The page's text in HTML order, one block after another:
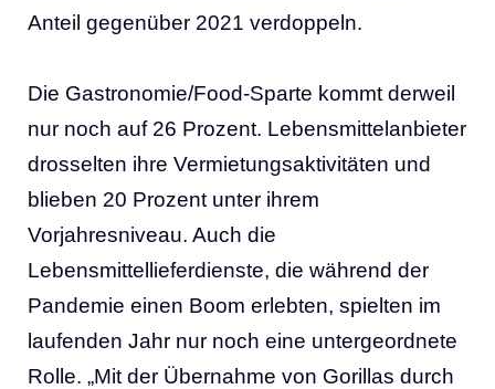
Anteil gegenüber 2021 verdoppeln.
Die Gastronomie/Food-Sparte kommt derweil
nur noch auf 26 Prozent. Lebensmittelanbieter
drosselten ihre Vermietungsaktivitäten und
blieben 20 Prozent unter ihrem
Vorjahresniveau. Auch die
Lebensmittellieferdienste, die während der
Pandemie einen Boom erlebten, spielten im
laufenden Jahr nur noch eine untergeordnete
Rolle. „Mit der Übernahme von Gorillas durch